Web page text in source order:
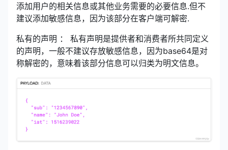
添加用户的相关信息或其他业务需要的必要信息.但不
建议添加敏感信息，因为该部分在客户端可解密.
私有的声明 ： 私有声明是提供者和消费者所共同定义
的声明，一般不建议存放敏感信息，因为base64是对
称解密的，意味着该部分信息可以归类为明文信息。